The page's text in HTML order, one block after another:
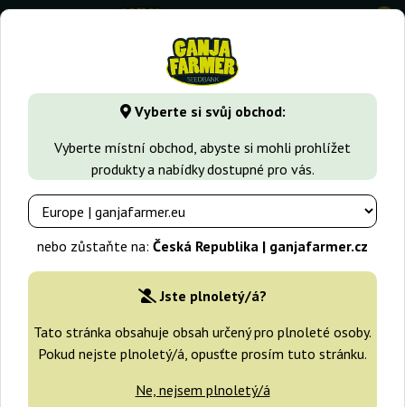
Vyberte si svůj obchod:
Vyberte místní obchod, abyste si mohli prohlížet
produkty a nabídky dostupné pro vás.
nebo zůstaňte na: Česká Republika | ganjafarmer.cz
Jste plnoletý/á?
Tato stránka obsahuje obsah určený pro plnoleté osoby.
Pokud nejste plnoletý/á, opusťte prosím tuto stránku.
Ne, nejsem plnoletý/á
0
GanjaFarmer.cz Druhy Marihuany Diesel Soul Diesel